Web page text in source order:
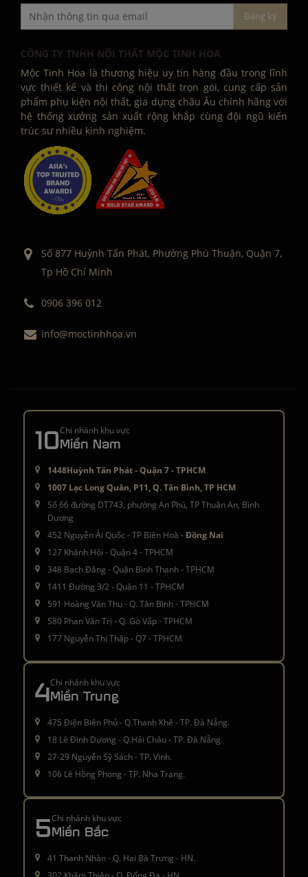
CÔNG TY TNHH NỘI THẤT MỘC TINH HOA
Mộc Tinh Hoa là thương hiệu uy tín hàng đầu trong lĩnh
vực thiết kế và thi công nội thất trọn gói, cung cấp sản
phẩm phụ kiện nội thất, gia dụng châu Âu chính hãng với
hệ thống xưởng sản xuất rộng khắp cùng đội ngũ kiến
trúc sư nhiều kinh nghiệm.
Số 877 Huỳnh Tấn Phát, Phường Phú Thuận, Quận 7,
Tp Hồ Chí Minh
0906 396 012
info@moctinhhoa.vn
10Chi nhánh khu vực
Miền Nam
1448Huỳnh Tấn Phát - Quận 7 - TPHCM
1007 Lạc Long Quân, P11, Q. Tân Bình, TP HCM
Số 66 đường DT743, phường An Phú, TP Thuận An, Bình
Dương
452 Nguyễn Ái Quốc - TP Biên Hoà -Đồng Nai
127 Khánh Hội - Quận 4 - TPHCM
348 Bạch Đằng - Quận Bình Thạnh - TPHCM
1411 Đường 3/2 - Quận 11 - TPHCM
591 Hoàng Văn Thụ - Q. Tân Bình - TPHCM
580 Phan Văn Trị - Q. Gò Vấp - TPHCM
177 Nguyễn Thị Thập - Q7 - TPHCM
4Chi nhánh khu vực
Miền Trung
475 Điện Biên Phủ - Q.Thanh Khê - TP. Đà Nẵng.
18 Lê Đình Dương - Q.Hải Châu - TP. Đà Nẵng
27-29 Nguyễn Sỹ Sách - TP. Vinh.
106 Lê Hồng Phong - TP. Nha Trang.
5Chi nhánh khu vực
Miền Bắc
41 Thanh Nhàn - Q. Hai Bà Trưng - HN.